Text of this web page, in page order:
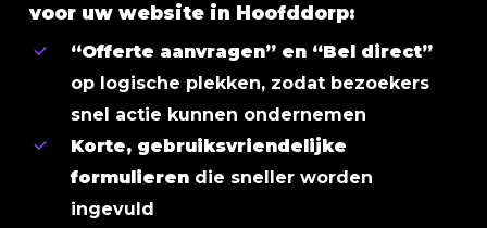
voor uw website in Hoofddorp:
“Offerte aanvragen” en “Bel direct”
op logische plekken, zodat bezoekers
snel actie kunnen ondernemen
Korte, gebruiksvriendelijke
formulierendie sneller worden
ingevuld